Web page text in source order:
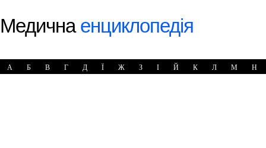
Медичнаенциклопедія
А Б В Г Д Ї Ж З І Й К Л М Н